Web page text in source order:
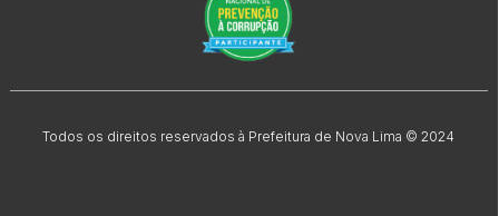
Todos os direitos reservados à Prefeitura de Nova Lima © 2024